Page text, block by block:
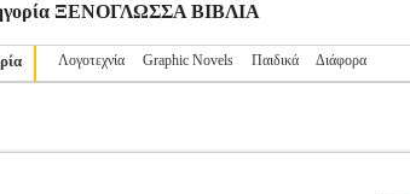
ΞΕΝΟΓΛΩΣΣΑ ΒΙΒΛΙΑ
Λογοτεχνία Graphic Novels Παιδικά Διάφορα